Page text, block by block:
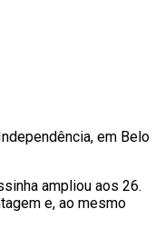
em Belo
ampliou aos 26.
e, ao mesmo